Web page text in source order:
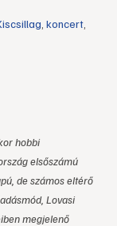
koncert
hobbi
elsőszámú
de számos eltérő
Lovasi
megjelenő